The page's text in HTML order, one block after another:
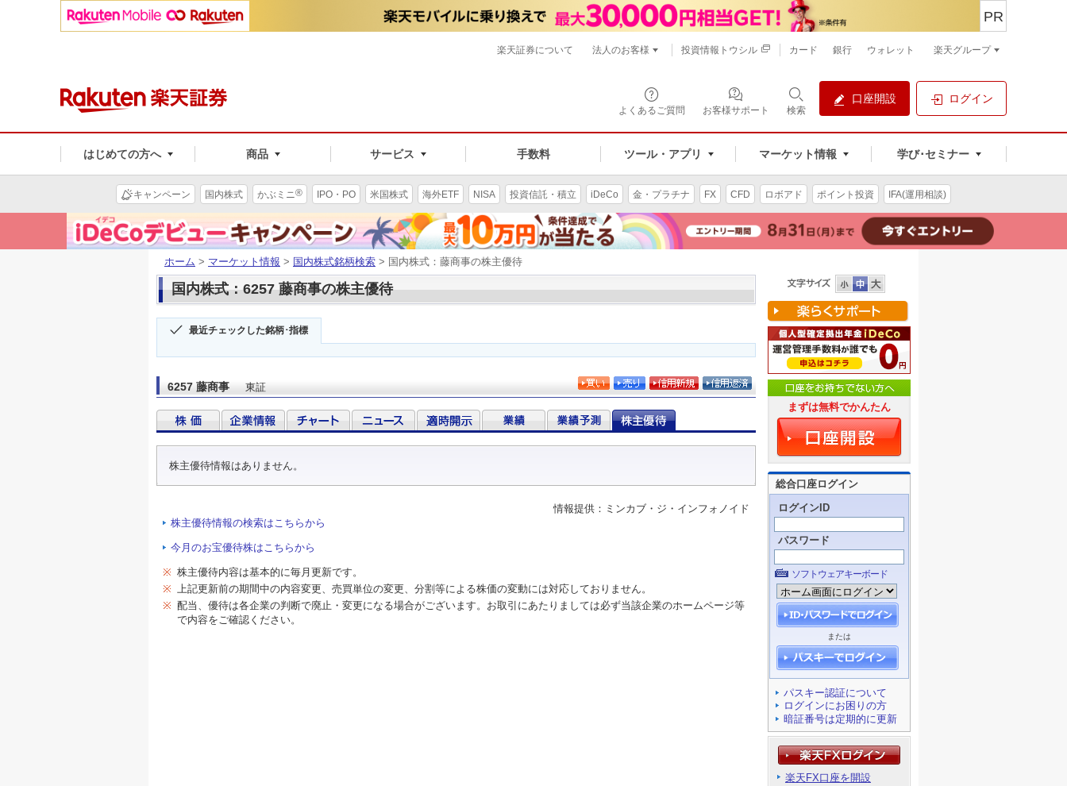
よくあるご質問 お客様サポート 検索
口座開設 ログイン
はじめての方へ 商品 サービス 手数料 ツール・アプリ マーケット情報 学び･セミナー
PR
楽天証券について 法人のお客様 投資情報トウシル カード 銀行 ウォレット 楽天グループ
キャンペーン 国内株式 かぶミニ® IPO・PO 米国株式 海外ETF NISA 投資信託・積立 iDeCo 金・プラチナ FX CFD ロボアド ポイント投資 IFA(運用相談)
ホーム > マーケット情報 > 国内株式銘柄検索 > 国内株式：藤商事の株主優待
国内株式：6257 藤商事の株主優待
最近チェックした銘柄･指標
6257 藤商事 東証
株主優待情報はありません。
情報提供：ミンカブ・ジ・インフォノイド
株主優待情報の検索はこちらから
今月のお宝優待株はこちらから
※ 株主優待内容は基本的に毎月更新です。
※ 上記更新前の期間中の内容変更、売買単位の変更、分割等による株価の変動には対応しておりません。
※ 配当、優待は各企業の判断で廃止・変更になる場合がございます。お取引にあたりましては必ず当該企業のホームページ等
で内容をご確認ください。
まずは無料でかんたん
総合口座ログイン
ログインID
パスワード
ソフトウェアキーボード
または
パスキー認証について
ログインにお困りの方
暗証番号は定期的に更新
楽天FX口座を開設